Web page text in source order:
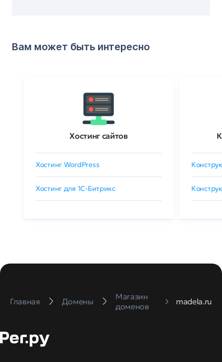
Вам может быть интересно
Хостинг сайтов
Хостинг WordPress
Хостинг для 1C-Битрикс
Главная Домены
Магазин
доменов
madela.ru